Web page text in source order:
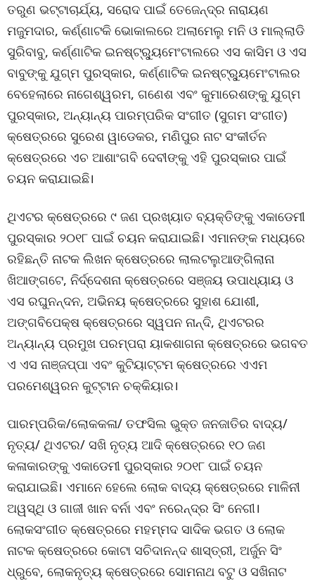
ତରୁଣ ଭଟ୍ଟାଚାର୍ଯ୍ୟ, ସରୋଦ ପାଇଁ ତେଜେନ୍ଦ୍ର ନାରାୟଣ
ମଜୁମଦାର, କର୍ଣ୍ଣାଟକି ଭୋକାଲରେ ଅଲାମେଲୁ ମନି ଓ ମାଲ୍ଲାଡି
ସୁରିବାବୁ, କର୍ଣ୍ଣାଟିକ ଇନଷ୍ଟ୍ର‌୍ୟୁମେଂଟାଲରେ ଏସ କାସିମ ଓ ଏସ
ବାବୁଙ୍କୁ ଯୁଗ୍ମ ପୁରସ୍କାର, କର୍ଣ୍ଣାଟିକ ଇନଷ୍ଟ୍ର‌୍ୟୁମେଂଟାଲର
ବେହେଲାରେ ନାଗେଶ୍ୱରମ, ଗଣେଶ ଏବଂ କୁମାରେଶଙ୍କୁ ଯୁଗ୍ମ
ପୁରସ୍କାର, ଅନ୍ୟାନ୍ୟ ପାରମ୍ପରିକ ସଂଗୀତ (ସୁଗମ ସଂଗୀତ)
କ୍ଷେତ୍ରରେ ସୁରେଶ ୱାଡେକର, ମଣିପୁର ନାଟ ସଂକୀର୍ତନ
କ୍ଷେତ୍ରରେ ଏଚ ଆଶାଂଗବି ଦେବୀଙ୍କୁ ଏହି ପୁରସ୍କାର ପାଇଁ
ଚୟନ କରାଯାଇଛି।
ଥିଏଟର କ୍ଷେତ୍ରରେ ୯ ଜଣ ପ୍ରଖ୍ୟାତ ବ୍ୟକ୍ତିଙ୍କୁ ଏକାଡେମୀ
ପୁରସ୍କାର ୨୦୧୮ ପାଇଁ ଚୟନ କରାଯାଇଛି। ଏମାନଙ୍କ ମଧ୍ୟରେ
ରହିଛନ୍ତି ନାଟକ ଲିଖନ କ୍ଷେତ୍ରରେ ଲାଲଟଲୁଆଙ୍ଗିଲାନା
ଖିଆଙ୍ଗଟେ, ନିର୍ଦ୍ଦେଶନା କ୍ଷେତ୍ରରେ ସଞ୍ଜୟ ଉପାଧ୍ୟାୟ ଓ
ଏସ ରଘୁନନ୍ଦନ, ଅଭିନୟ କ୍ଷେତ୍ରରେ ସୁହାଶ ଯୋଶୀ,
ଅଙ୍ଗବିପେକ୍ଷ କ୍ଷେତ୍ରରେ ସ୍ୱପନ ନାନ୍ଦି, ଥିଏଟରର
ଅନ୍ୟାନ୍ୟ ପ୍ରମୁଖ ପରମ୍ପରା ୟାକଶାଗନା କ୍ଷେତ୍ରରେ ଭଗବତ
ଏ ଏସ ନାଞ୍ଜପ୍ପା ଏବଂ କୁଟିୟାଟ୍ଟମ କ୍ଷେତ୍ରରେ ଏଏମ
ପରମେଶ୍ୱରନ କୁଟ୍ଟାନ ଚକ୍କିୟାର।
ପାରମ୍ପରିକ/ଲୋକକଳା/ ତଫସିଲ ଭୁକ୍ତ ଜନଜାତିର ବାଦ୍ୟ/
ନୃତ୍ୟ/ ଥିଏଟର/ ସଖି ନୃତ୍ୟ ଆଦି କ୍ଷେତ୍ରରେ ୧୦ ଜଣ
କଳାକାରଙ୍କୁ ଏକାଡେମୀ ପୁରସ୍କାର ୨୦୧୮ ପାଇଁ ଚୟନ
କରାଯାଇଛି। ଏମାନେ ହେଲେ ଲୋକ ବାଦ୍ୟ କ୍ଷେତ୍ରରେ ମାଳିନୀ
ଅୱସ୍ଥି ଓ ଗାଜୀ ଖାନ ବର୍ନା ଏବଂ ନରେନ୍ଦ୍ର ସିଂ ନେଗୀ।
ଲୋକସଂଗୀତ କ୍ଷେତ୍ରରେ ମହମ୍ମଦ ସାଦିକ ଭଗତ ଓ ଲୋକ
ନାଟକ କ୍ଷେତ୍ରରେ କୋଟା ସଚିଦାନନ୍ଦ ଶାସ୍ତ୍ରୀ, ଅର୍ଜୁନ ସିଂ
ଧ୍ରୁବେ, ଲୋକନୃତ୍ୟ କ୍ଷେତ୍ରରେ ସୋମନାଥ ବଟୁ ଓ ସଖିନାଟ